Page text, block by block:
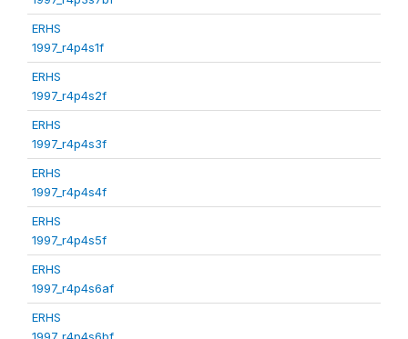
ERHS
1997_r4p4s1f
ERHS
1997_r4p4s2f
ERHS
1997_r4p4s3f
ERHS
1997_r4p4s4f
ERHS
1997_r4p4s5f
ERHS
1997_r4p4s6af
ERHS
1997_r4p4s6bf